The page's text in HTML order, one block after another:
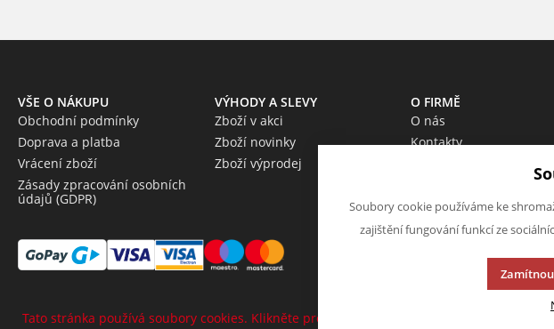
VŠE O NÁKUPU
Obchodní podmínky
Doprava a platba
Vrácení zboží
Zásady zpracování osobních
údajů (GDPR)
VÝHODY A SLEVY
Zboží v akci
Zboží novinky
Zboží výprodej
O FIRMĚ
O nás
Kontakty
Tato stránka používá soubory cookies. Klikněte pro více informací.
Soubory cookie používáme ke
zajištění fungování funkcí ze